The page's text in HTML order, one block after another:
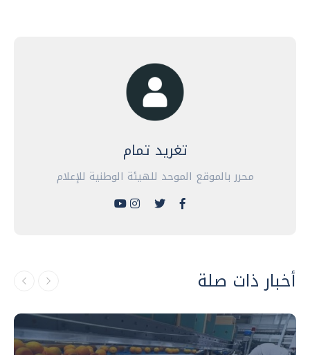
تغريد تمام
محرر بالموقع الموحد للهيئة الوطنية للإعلام
أخبار ذات صلة